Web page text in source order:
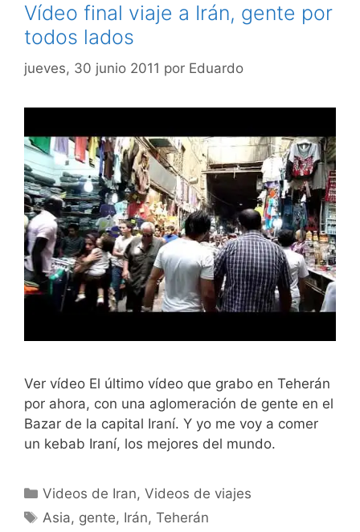
Vídeo final viaje a Irán, gente por
todos lados
jueves, 30 junio 2011 por Eduardo
Ver vídeo El último vídeo que grabo en Teherán
por ahora, con una aglomeración de gente en el
Bazar de la capital Iraní. Y yo me voy a comer
un kebab Iraní, los mejores del mundo.
Categorías
Videos de Iran,Videos de viajes
Etiquetas
Asia, gente, Irán,Teherán